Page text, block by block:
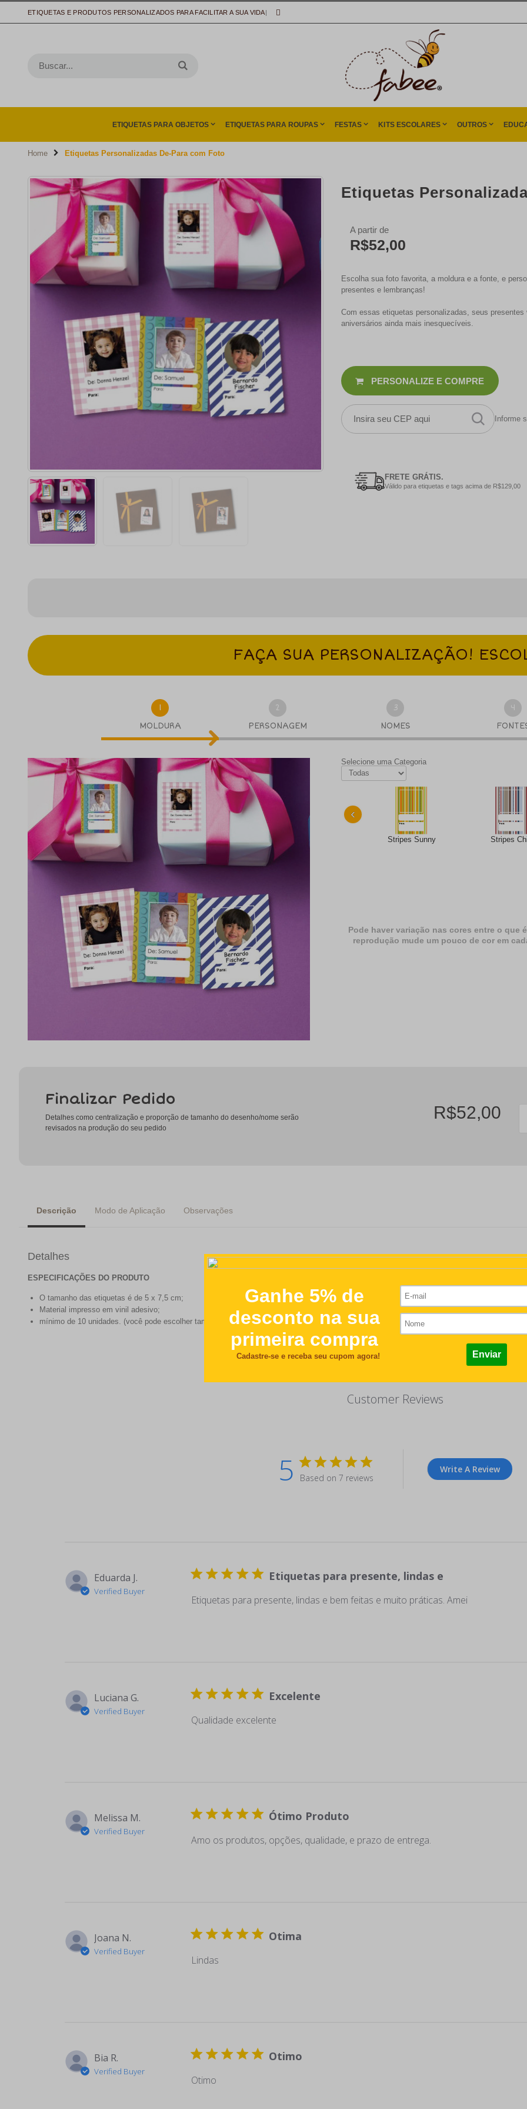
ETIQUETAS E PRODUTOS PERSONALIZADOS PARA FACILITAR A SUA VIDA|
ETIQUETAS PARA OBJETOS ETIQUETAS PARA ROUPAS FESTAS KITS ESCOLARES OUTROS
Home Etiquetas Personalizadas De-Para com Foto
Etiquetas
A partir de
R$52,00
Escolha sua foto favorita, a moldura e a fonte, e
presentes e lembranças!
Com essas etiquetas personalizadas, seus
aniversários ainda mais inesquecíveis.
PERSONALIZE E COMPRE
Informe
FRETE GRÁTIS.
Válido para etiquetas e tags acima de R$129,00
FAÇA SUA PERSONALIZAÇÃO!
1
MOLDURA
2
PERSONAGEM
3
NOMES
4
Selecione uma Categoria
Stripes Sunny Stripes
‹
Pode haver variação nas cores entre o que
reprodução mude um pouco de cor em
Finalizar Pedido
Detalhes como centralização e proporção de tamanho do desenho/nome serão
revisados na produção do seu pedido
R$52,00
Descrição Modo de Aplicação Observações
Detalhes
ESPECIFICAÇÕES DO PRODUTO
O tamanho das etiquetas é de 5 x 7,5 cm;
Material impresso em vinil adesivo;
mínimo de 10 unidades. (você pode escolher também 20, 30, 40, 50, 60, 70, 80, 90 e 100 unidades)
Customer Reviews
5 Based on 7 reviews
Write A Review
Eduarda J.
Verified Buyer
Etiquetas para presente, lindas e
Etiquetas para presente, lindas e bem feitas e muito práticas. Amei
Luciana G.
Verified Buyer
Excelente
Qualidade excelente
Melissa M.
Verified Buyer
Ótimo Produto
Amo os produtos, opções, qualidade, e prazo de entrega.
Joana N.
Verified Buyer
Otima
Lindas
Bia R.
Verified Buyer
Otimo
Otimo